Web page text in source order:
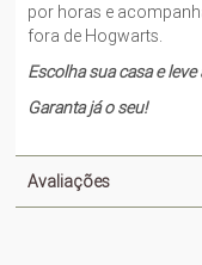
por horas e
fora de Hogwarts.
Escolha sua casa e
Garanta já o seu!
Avaliações